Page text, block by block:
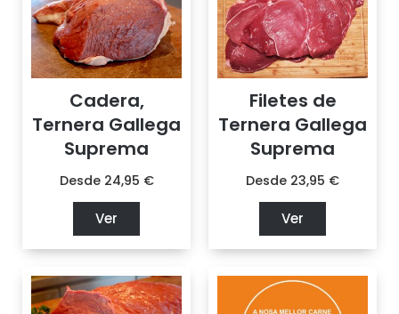
Cadera,
Ternera Gallega
Suprema
Desde 24,95 €
Ver
Filetes de
Ternera Gallega
Suprema
Desde 23,95 €
Ver